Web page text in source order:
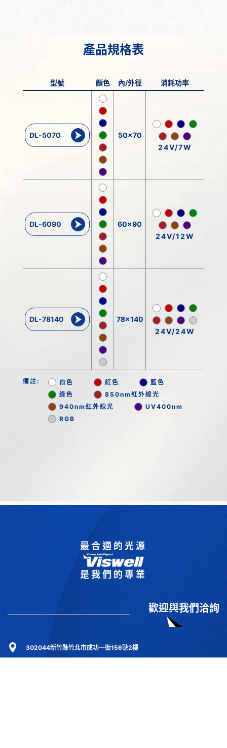
產品規格表
型號 顏色 內/外徑 消耗功率
DL-5070
50x70
24V/7W
DL-6090
60x90
24V/12W
DL-78140
78x140
24V/24W
備註: 白色 紅色
藍色
綠色
850nm紅外線光
940nm紅外線光
UV400nm
RGB
最合適的光源
是我們的專業
歡迎與我們洽詢
302044新竹縣竹北市成功一街156號2樓